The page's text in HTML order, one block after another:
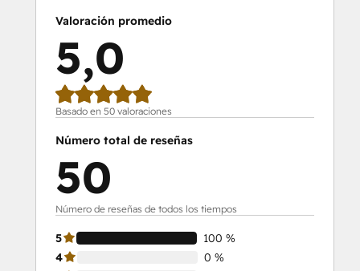
Valoración promedio
5,0
Basado en 50 valoraciones
Número total de reseñas
50
Número de reseñas de todos los tiempos
5
100 %
4
0 %